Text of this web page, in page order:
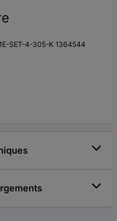
SET-4-305-K 1364544